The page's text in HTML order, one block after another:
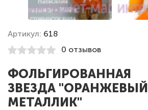
Артикул: 618
0 отзывов
ФОЛЬГИРОВАННАЯ
ЗВЕЗДА "ОРАНЖЕВЫЙ
МЕТАЛЛИК"